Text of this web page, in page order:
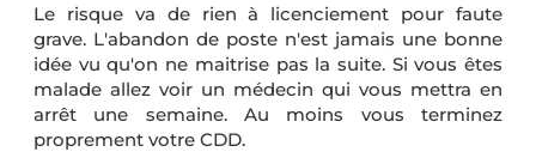
Le risque va de rien à licenciement pour faute
grave. L'abandon de poste n'est jamais une bonne
idée vu qu'on ne maitrise pas la suite. Si vous êtes
malade allez voir un médecin qui vous mettra en
arrêt une semaine. Au moins vous terminez
proprement votre CDD.